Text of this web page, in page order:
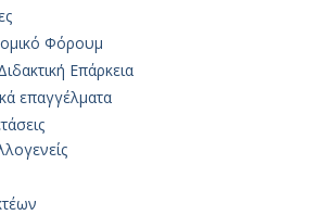
Φόρουμ
Επάρκεια
επαγγέλματα